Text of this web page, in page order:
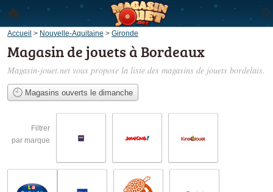
Accueil > Nouvelle-Aquitaine > Gironde
Magasin de jouets à Bordeaux
Magasin-jouet.net vous propose la liste des magasins de jouets bordelais.
Magasins ouverts le dimanche
Filtrer
par marque